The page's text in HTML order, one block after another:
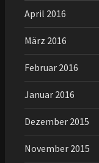
April 2016
März 2016
Februar 2016
Januar 2016
Dezember 2015
November 2015